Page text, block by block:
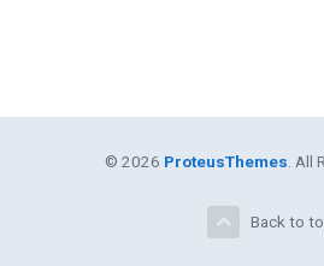
© 2026 ProteusThemes . All
Back to